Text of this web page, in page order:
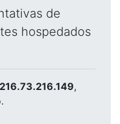
de
hospedados
216.73.216.149,